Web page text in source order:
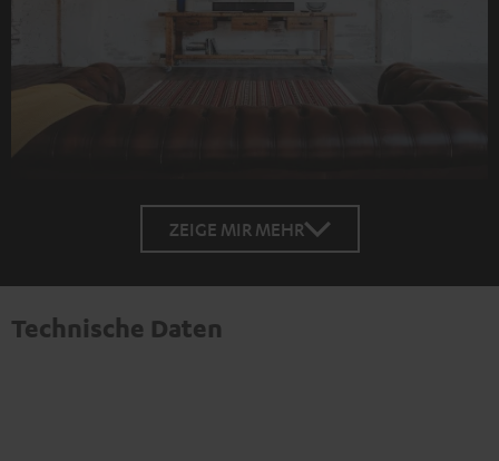
ZEIGE MIR MEHR
Technische Daten